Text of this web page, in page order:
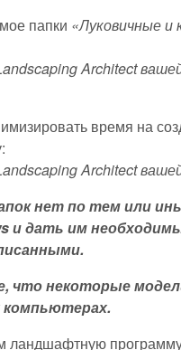
папки «Луковичные
Architect
время на
Architect
нет по тем или
и дать им
что некоторые
компьютерах.
ландшафтную